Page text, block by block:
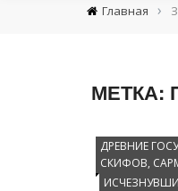
Главная ›
МЕТКА:
ДРЕВНИЕ
СКИФОВ,